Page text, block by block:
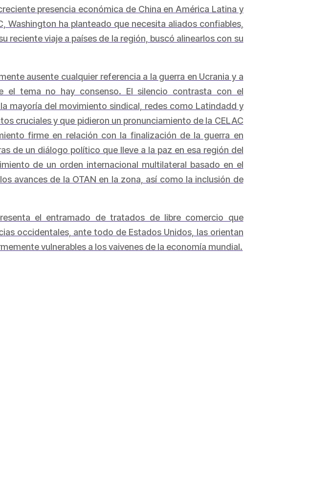
presencia económica de China en América Latina y
Washington ha planteado que necesita aliados confiables,
reciente viaje a países de la región, buscó alinearlos con su
ausente cualquier referencia a la guerra en Ucrania y a
el tema no hay consenso. El silencio contrasta con el
mayoría del movimiento sindical, redes como Latindadd y
cruciales y que pidieron un pronunciamiento de la CELAC
firme en relación con la finalización de la guerra en
de un diálogo político que lleve a la paz en esa región del
de un orden internacional multilateral basado en el
avances de la OTAN en la zona, así como la inclusión de
el entramado de tratados de libre comercio que
occidentales, ante todo de Estados Unidos, las orientan
vulnerables a los vaivenes de la economía mundial.